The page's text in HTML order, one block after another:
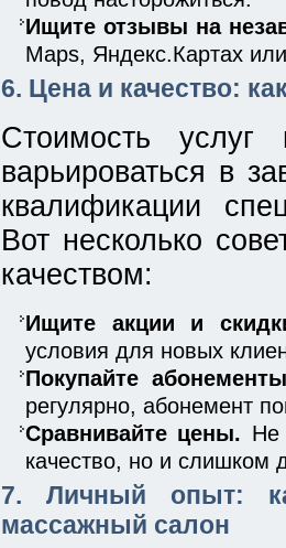
Ищите отзывы на
Maps, Яндекс.Картах
6. Цена и качество:
Стоимость
варьироваться в
квалификации
Вот несколько
качеством:
Ищите акции и
условия для новых
Покупайте
регулярно, абонемент
Сравнивайте цены. Не
качество, но и слишком
7. Личный опыт:
массажный салон